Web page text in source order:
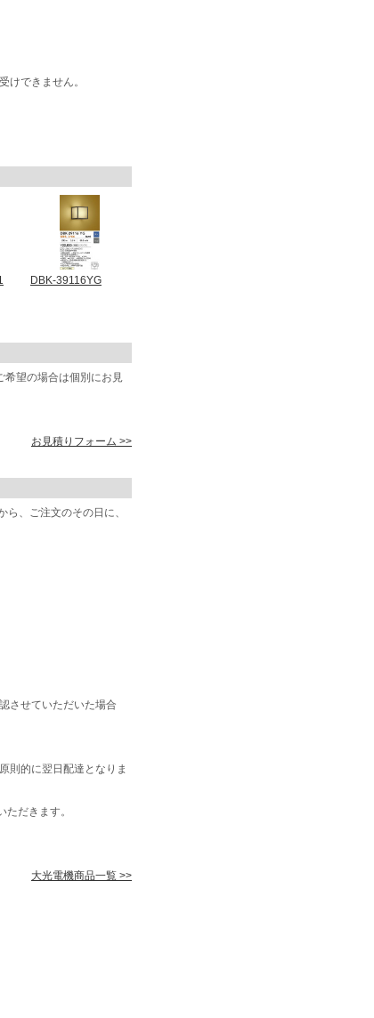
けできません。
DBK-39116YG
望の場合は個別にお見
お見積りフォーム >>
、ご注文のその日に、
させていただいた場合
則的に翌日配達となりま
だきます。
大光電機商品一覧 >>